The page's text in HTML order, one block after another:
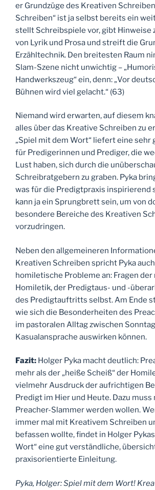
er Grundzüge des Kreativen
Schreiben“ ist ja selbst bereits ein
stellt Schreibspiele vor, gibt Hinweise
von Lyrik und Prosa und streift die
Erzähltechnik. Den breitesten Raum
Slam-Szene nicht unwichtig –
Handwerkszeug“ ein, denn: „Vor
Bühnen wird viel gelacht.“ (63)
Niemand wird erwarten, auf diesem
alles über das Kreative Schreiben zu
„Spiel mit dem Wort“ liefert eine sehr
für Predigerinnen und Prediger, die
Lust haben, sich durch die
Schreibratgebern zu graben. Pyka
was für die Predigtpraxis inspirierend
kann ja ein Sprungbrett sein, um von
besondere Bereiche des Kreativen
vorzudringen.
Neben den allgemeineren
Kreativen Schreiben spricht Pyka
homiletische Probleme an: Fragen
Homiletik, der Predigtaus- und -
des Predigtauftritts selbst. Am Ende
wie sich die Besonderheiten des
im pastoralen Alltag zwischen
Kasualansprache auswirken können.
Fazit: Holger Pyka macht deutlich:
mehr als der „heiße Scheiß“ der
vielmehr Ausdruck der aufrichtigen
Predigt im Hier und Heute. Dazu muss
Preacher-Slammer werden wollen.
immer mal mit Kreativem Schreiben
befassen wollte, findet in Holger
Wort“ eine gut verständliche,
praxisorientierte Einleitung.
Pyka, Holger: Spiel mit dem Wort!